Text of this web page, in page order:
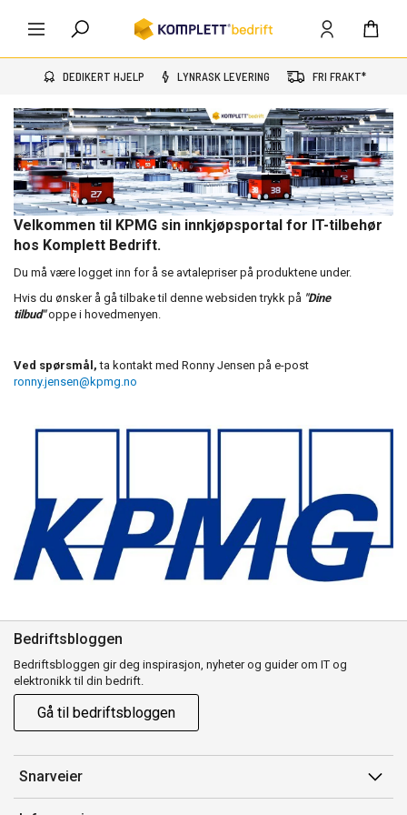
DEDIKERT HJELP LYNRASK LEVERING FRI FRAKT*
Velkommen til KPMG sin innkjøpsportal for IT-tilbehør
hos Komplett Bedrift.
Du må være logget inn for å se avtalepriser på produktene under.
Hvis du ønsker å gå tilbake til denne websiden trykk på "Dine
tilbud" oppe i hovedmenyen.
Ved spørsmål,ta kontakt med Ronny Jensen på e-post
ronny.jensen@kpmg.no
Bedriftsbloggen
Bedriftsbloggen gir deg inspirasjon, nyheter og guider om IT og
elektronikk til din bedrift.
Gå til bedriftsbloggen
Snarveier
Min side